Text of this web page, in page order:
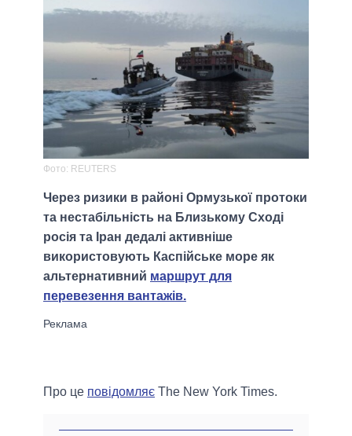
Фото: REUTERS
Через ризики в районі Ормузької протоки
та нестабільність на Близькому Сході
росія та Іран дедалі активніше
використовують Каспійське море як
альтернативний маршрут для
перевезення вантажів.
Про це повідомляє The New York Times.